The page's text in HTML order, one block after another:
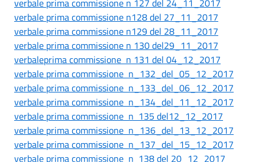
verbale prima commissione n128 del 27_11_2017
verbale prima commissione n129 del 28_11_2017
verbale prima commissione n 130 del29_11_2017
verbaleprima commissione n 131 del 04_12_2017
verbale prima commissione n_132_del_05_12_2017
verbale prima commissione n_133_del_06_12_2017
verbale prima commissione n_134_del_11_12_2017
verbale prima commissione n 135 del12_12_2017
verbale prima commissione n_136_del_13_12_2017
verbale prima commissione n_137_del_15_12_2017
verbale prima commissione n 138 del 20_12_2017